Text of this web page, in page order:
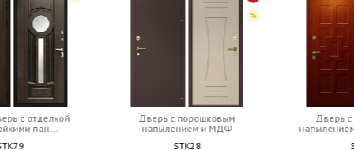
Дверь с порошковым
напылением и МДФ
Дверь с порошковым
напылением и МДФ с зерк...